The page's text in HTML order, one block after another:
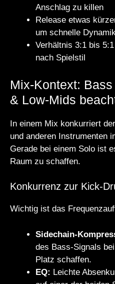
Anschlag zu killen
Release etwas
um schnelle
Verhältnis 3:1 bis
nach Spielstil
Mix-Kontext:
& Low-Mids
In einem Mix konkurriert
und anderen Instrumenten
Gerade bei einem Solo ist
Raum zu schaffen.
Konkurrenz zur Kick-
Wichtig ist das
Sidechain-
des Bass-Signals
Platz schaffen.
EQ: Leichte